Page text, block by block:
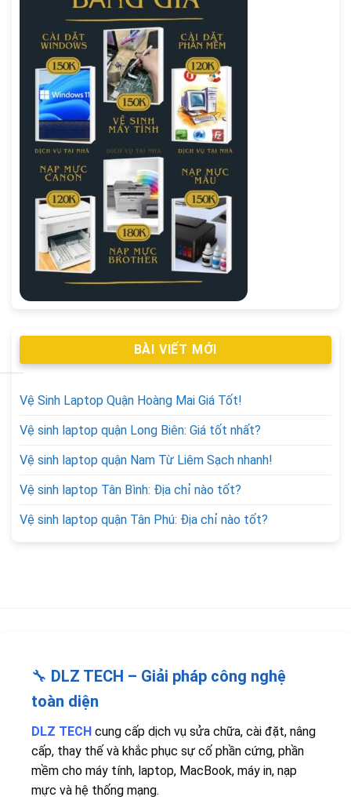
BÀI VIẾT MỚI
Vệ Sinh Laptop Quận Hoàng Mai Giá Tốt!
Vệ sinh laptop quận Long Biên: Giá tốt nhất?
Vệ sinh laptop quận Nam Từ Liêm Sạch nhanh!
Vệ sinh laptop Tân Bình: Địa chỉ nào tốt?
Vệ sinh laptop quận Tân Phú: Địa chỉ nào tốt?
🔧 DLZ TECH – Giải pháp công nghệ
toàn diện
DLZ TECH cung cấp dịch vụ sửa chữa, cài đặt, nâng
cấp, thay thế và khắc phục sự cố phần cứng, phần
mềm cho máy tính, laptop, MacBook, máy in, nạp
mực và hệ thống mạng.